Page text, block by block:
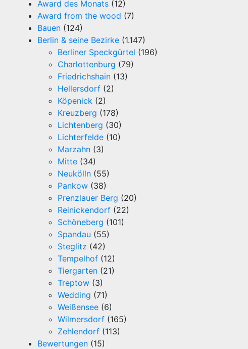
Award des Monats (12)
Award from the wood (7)
Bauen (124)
Berlin & seine Bezirke (1.147)
Berliner Speckgürtel (196)
Charlottenburg (79)
Friedrichshain (13)
Hellersdorf (2)
Köpenick (2)
Kreuzberg (178)
Lichtenberg (30)
Lichterfelde (10)
Marzahn (3)
Mitte (34)
Neukölln (55)
Pankow (38)
Prenzlauer Berg (20)
Reinickendorf (22)
Schöneberg (101)
Spandau (55)
Steglitz (42)
Tempelhof (12)
Tiergarten (21)
Treptow (3)
Wedding (71)
Weißensee (6)
Wilmersdorf (165)
Zehlendorf (113)
Bewertungen (15)